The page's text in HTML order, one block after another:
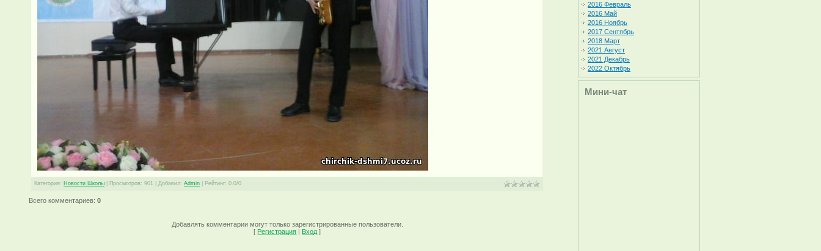
Категория : Новости Школы Просмотров: 901 | Добавил:Admin Рейтинг:0.0/0
Всего комментариев:0
Добавлять комментарии могут только зарегистрированные пользователи.
[ Регистрация | Вход ]
2016 Февраль
2016 Май
2016 Ноябрь
2017 Сентябрь
2018 Март
2021 Август
2021 Декабрь
2022 Октябрь
Мини-чат